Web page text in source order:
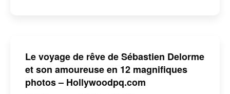
Le voyage de rêve de Sébastien Delorme
et son amoureuse en 12 magnifiques
photos – Hollywoodpq.com